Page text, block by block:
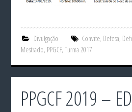
Divulgação Convite, Defesa,
Mestrado, PPGCF,Turma 2017
PPGCF 2019 –